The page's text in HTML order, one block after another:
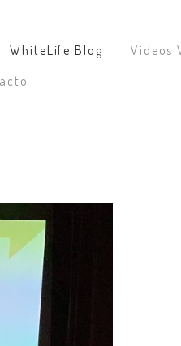
WhiteLife Blog
Videos